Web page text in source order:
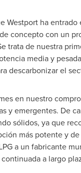
Westport ha
concepto con un
trata de nuestra
media y
descarbonizar el
en nuestro
y emergentes. De
sólidos, ya que
más potente y
a un fabricante
a largo